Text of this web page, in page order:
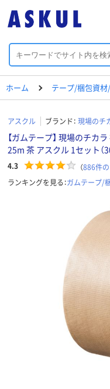
ホーム テープ/梱包資
アスクル ブランド： 現場のチ
【ガムテープ】 現場のチ
25m 茶 アスクル 1セット（
4.3 （886件
ランキングを見る：ガムテープ/